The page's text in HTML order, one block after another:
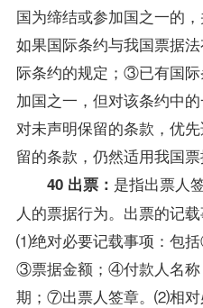
国为缔结或参加国之一的
如果国际条约与我国票据
际条约的规定；③已有国
加国之一，但对该条约中
对未声明保留的条款，优
留的条款，仍然适用我国票
40 出票： 是指出票人
人的票据行为。出票的记
⑴绝对必要记载事项：包
③票据金额；④付款人名
期；⑦出票人签章。⑵相